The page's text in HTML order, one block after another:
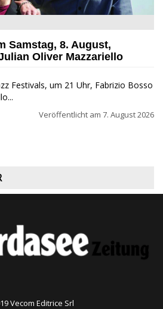
Mazzariello zu Gast beim Garda
Samstag, 8. August,
Oliver Mazzariello
Festivals, um 21 Uhr, Fabrizio Bosso
Veröffentlicht am 7. August 2026
Vecom Editrice Srl